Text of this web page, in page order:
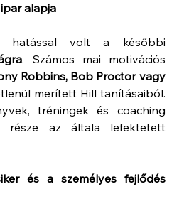
alapja
. Számos mai motivációs
Robbins, Bob Proctor vagy
merített Hill tanításaiból.
tréningek és coaching
része az általa lefektetett
és a személyes fejlődés